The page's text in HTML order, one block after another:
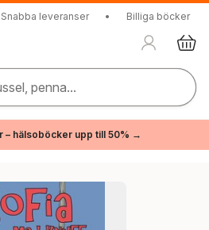
Snabba leveranser • Billiga böcker
penna...
– hälsoböcker upp till 50% →